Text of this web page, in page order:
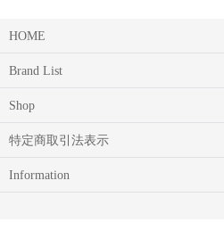
HOME
Brand List
Shop
特定商取引法表示
Information